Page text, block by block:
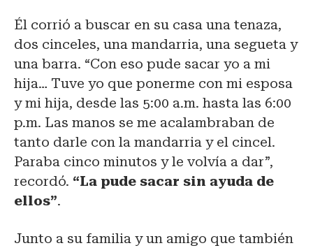
Él corrió a buscar en su casa una tenaza,
dos cinceles, una mandarria, una segueta y
una barra. “Con eso pude sacar yo a mi
hija… Tuve yo que ponerme con mi esposa
y mi hija, desde las 5:00 a.m. hasta las 6:00
p.m. Las manos se me acalambraban de
tanto darle con la mandarria y el cincel.
Paraba cinco minutos y le volvía a dar”,
recordó. “La pude sacar sin ayuda de
ellos”.
Junto a su familia y un amigo que también